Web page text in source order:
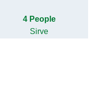
4 People
Sirve